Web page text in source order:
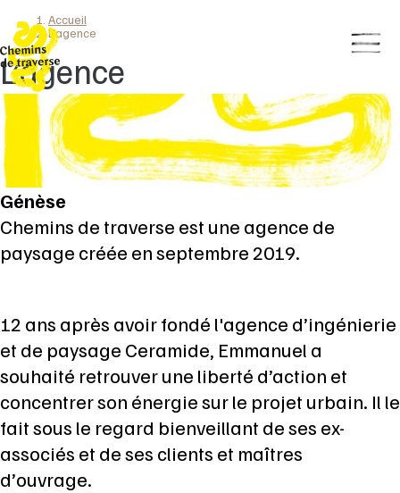
Aller
au
contenu
principal
le
Fil
d'Ariane
Accueil
L’agence
L’agence
Génèse
Chemins de traverse est une agence de
paysage créée en septembre 2019.
12 ans après avoir fondé l'agence d’ingénierie
et de paysage Ceramide, Emmanuel a
souhaité retrouver une liberté d’action et
concentrer son énergie sur le projet urbain. Il le
fait sous le regard bienveillant de ses ex-
associés et de ses clients et maîtres
d’ouvrage.